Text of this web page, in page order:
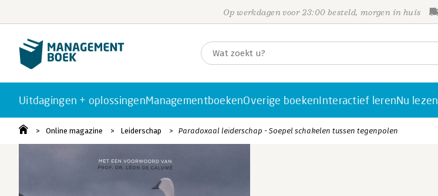
Op werkdagen voor 23:00 besteld, morgen in huis
Uitdagingen + oplossingenManagementboekenOverige boekenInteractief lerenNu lezen
Online magazine Leiderschap Paradoxaal leiderschap - Soepel schakelen tussen tegenpolen